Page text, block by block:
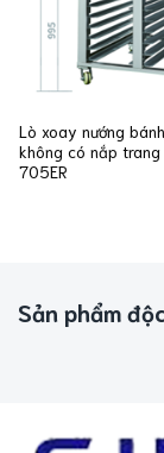
Lò xoay nướng
không có nắp
705ER
Sản phẩm